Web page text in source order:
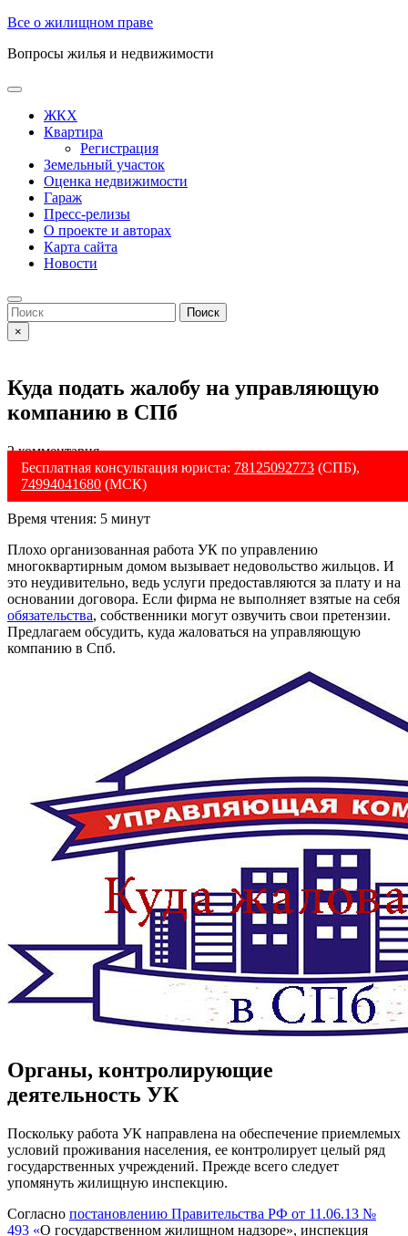
Skip
content
Все о жилищном праве
Вопросы жилья и недвижимости
Open
ButtonЖКХ
Квартира
Регистрация
Земельный участок
Оценка недвижимости
Гараж
Пресс-релизы
О проекте и авторах
Карта сайта
Новости
Close
Button
Search
for:
×
Куда подать жалобу на управляющую
компанию в СПб
2 комментария
Бесплатная консультация юриста: 78125092773 (СПБ),
74994041680 (МСК)
Время чтения: 5 минут
Плохо организованная работа УК по управлению
многоквартирным домом вызывает недовольство жильцов. И
это неудивительно, ведь услуги предоставляются за плату и на
основании договора. Если фирма не выполняет взятые на себя
обязательства, собственники могут озвучить свои претензии.
Предлагаем обсудить, куда жаловаться на управляющую
компанию в Спб.
Органы, контролирующие
деятельность УК
Поскольку работа УК направлена на обеспечение приемлемых
условий проживания населения, ее контролирует целый ряд
государственных учреждений. Прежде всего следует
упомянуть жилищную инспекцию.
Согласно постановлению Правительства РФ от 11.06.13 №
493 «О государственном жилищном надзоре», инспекция